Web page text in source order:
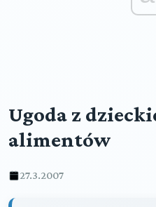
Ugoda z
alimentów
27.3.2007